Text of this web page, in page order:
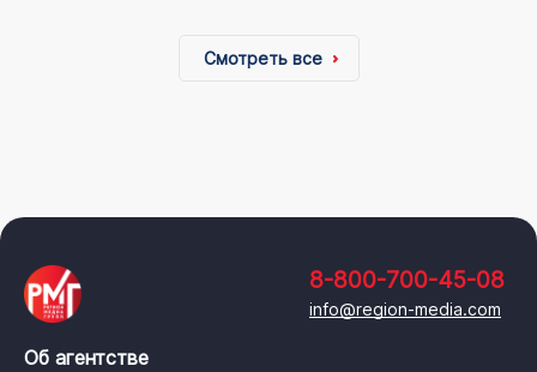
Смотреть все
8-800-700-45-08
info@region-media.com
Об агентстве